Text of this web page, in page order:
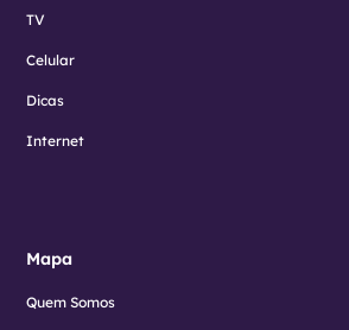
TV
Celular
Dicas
Internet
Mapa
Quem Somos